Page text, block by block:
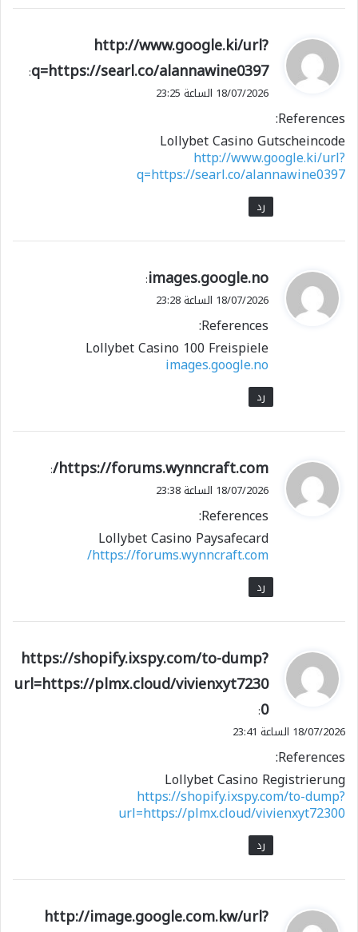
ي
ق
و
ل
http://www.google.ki/url?
q=https://searl.co/alannawine0397
:
18/07/2026 الساعة 23:25
References:
Lollybet Casino Gutscheincode
http://www.google.ki/url?
q=https://searl.co/alannawine0397
رد
ي
ق
ل
images.google.no
:
18/07/2026 الساعة 23:28
References:
Lollybet Casino 100 Freispiele
images.google.no
رد
ي
ق
ل
https://forums.wynncraft.com/
:
18/07/2026 الساعة 23:38
References:
Lollybet Casino Paysafecard
https://forums.wynncraft.com/
رد
ي
ق
و
ل
https://shopify.ixspy.com/to-dump?
url=https://plmx.cloud/vivienxyt7230
0
:
18/07/2026 الساعة 23:41
References:
Lollybet Casino Registrierung
https://shopify.ixspy.com/to-dump?
url=https://plmx.cloud/vivienxyt72300
رد
ي
http://image.google.com.kw/url?